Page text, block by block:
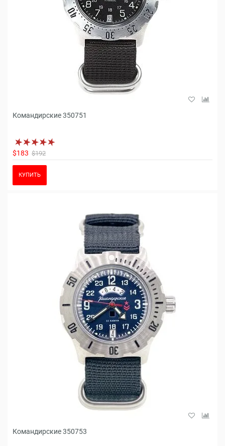
Командирские 350751
$183 $192
КУПИТЬ
Командирские 350753